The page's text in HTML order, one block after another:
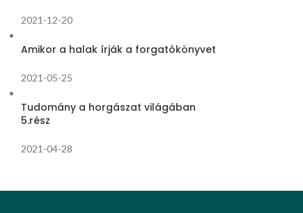
2021-12-20
Amikor a halak írják a forgatókönyvet
2021-05-25
Tudomány a horgászat világában
5.rész
2021-04-28